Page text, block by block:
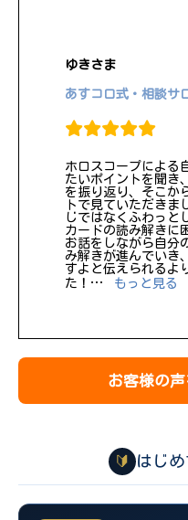
ゆきさま
あすコロ式・相談サ
ホロスコープによる
たいポイントを聞き
を振り返り、そこか
トで見ていただき
じではなくふわっと
カードの読み解きに
お話をしながら自分
み解きが進んでいき
すよと伝えられるよ
た！ … もっと見る
お客様の
🔰 はじ